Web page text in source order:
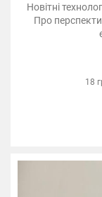
Новітні
Про
18